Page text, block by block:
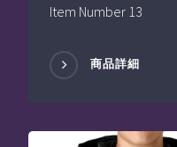
Item Number 13
商品詳細